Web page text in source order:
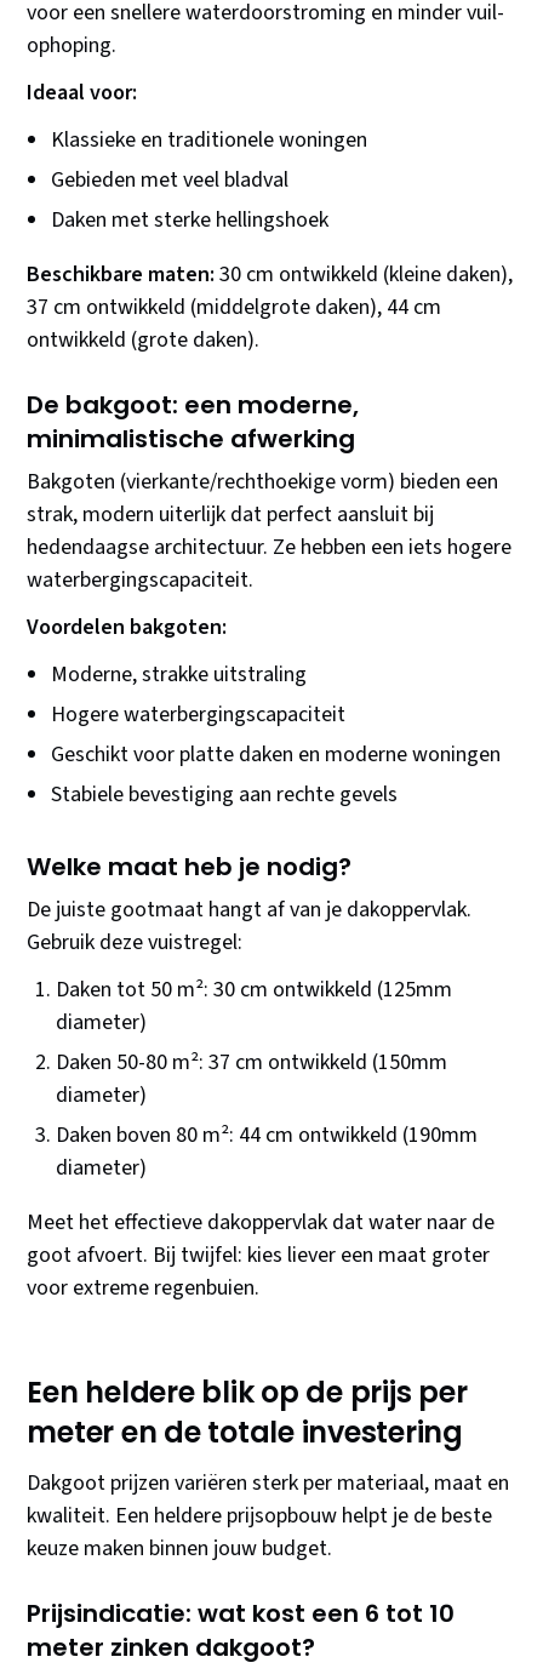
voor een snellere waterdoorstroming en minder vuil-
ophoping.
Ideaal voor:
Klassieke en traditionele woningen
Gebieden met veel bladval
Daken met sterke hellingshoek
Beschikbare maten: 30 cm ontwikkeld (kleine daken),
37 cm ontwikkeld (middelgrote daken), 44 cm
ontwikkeld (grote daken).
De bakgoot: een moderne,
minimalistische afwerking
Bakgoten (vierkante/rechthoekige vorm) bieden een
strak, modern uiterlijk dat perfect aansluit bij
hedendaagse architectuur. Ze hebben een iets hogere
waterbergingscapaciteit.
Voordelen bakgoten:
Moderne, strakke uitstraling
Hogere waterbergingscapaciteit
Geschikt voor platte daken en moderne woningen
Stabiele bevestiging aan rechte gevels
Welke maat heb je nodig?
De juiste gootmaat hangt af van je dakoppervlak.
Gebruik deze vuistregel:
Daken tot 50 m²: 30 cm ontwikkeld (125mm
diameter)
Daken 50-80 m²: 37 cm ontwikkeld (150mm
diameter)
Daken boven 80 m²: 44 cm ontwikkeld (190mm
diameter)
Meet het effectieve dakoppervlak dat water naar de
goot afvoert. Bij twijfel: kies liever een maat groter
voor extreme regenbuien.
Een heldere blik op de prijs per
meter en de totale investering
Dakgoot prijzen variëren sterk per materiaal, maat en
kwaliteit. Een heldere prijsopbouw helpt je de beste
keuze maken binnen jouw budget.
Prijsindicatie: wat kost een 6 tot 10
meter zinken dakgoot?